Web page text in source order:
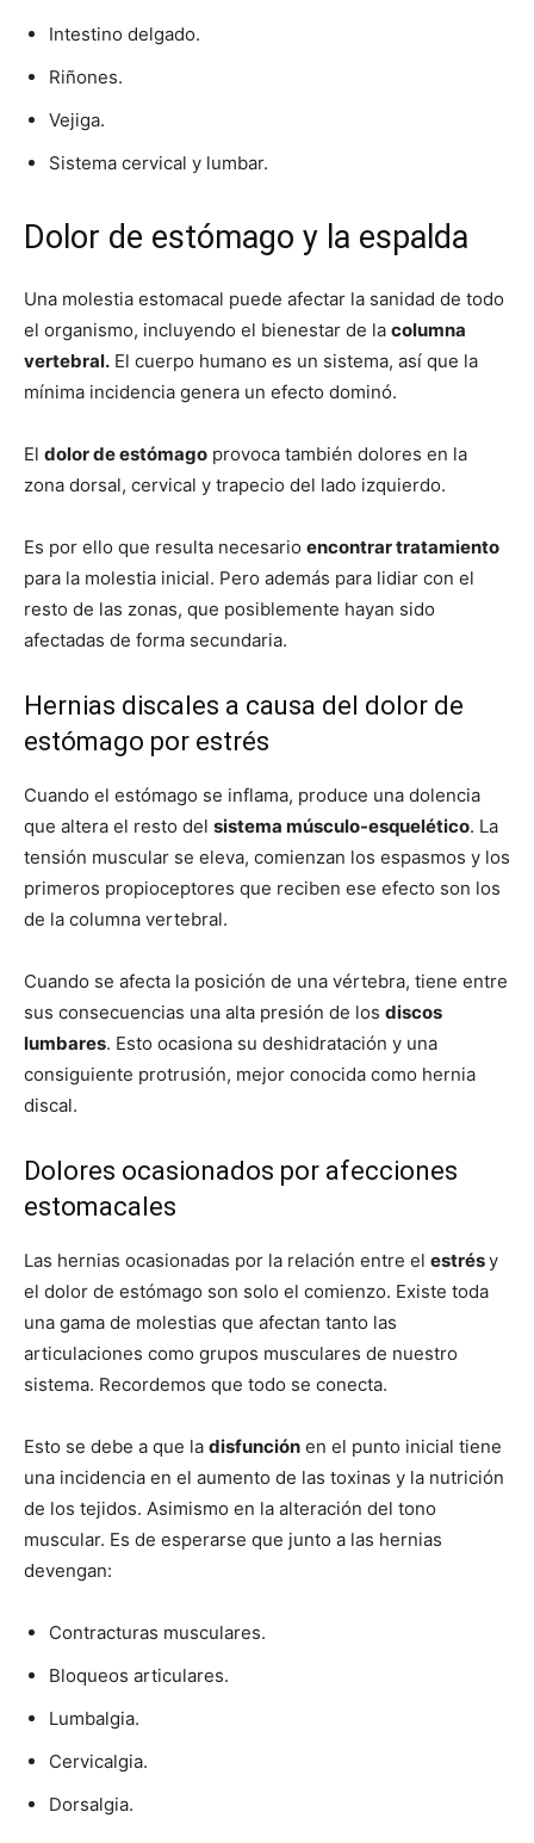
Intestino delgado.
Riñones.
Vejiga.
Sistema cervical y lumbar.
Dolor de estómago y la espalda
Una molestia estomacal puede afectar la sanidad de todo
el organismo, incluyendo el bienestar de la columna
vertebral. El cuerpo humano es un sistema, así que la
mínima incidencia genera un efecto dominó.
El dolor de estómago provoca también dolores en la
zona dorsal, cervical y trapecio del lado izquierdo.
Es por ello que resulta necesario encontrar tratamiento
para la molestia inicial. Pero además para lidiar con el
resto de las zonas, que posiblemente hayan sido
afectadas de forma secundaria.
Hernias discales a causa del dolor de
estómago por estrés
Cuando el estómago se inflama, produce una dolencia
que altera el resto del sistema músculo-esquelético. La
tensión muscular se eleva, comienzan los espasmos y los
primeros propioceptores que reciben ese efecto son los
de la columna vertebral.
Cuando se afecta la posición de una vértebra, tiene entre
sus consecuencias una alta presión de los discos
lumbares. Esto ocasiona su deshidratación y una
consiguiente protrusión, mejor conocida como hernia
discal.
Dolores ocasionados por afecciones
estomacales
Las hernias ocasionadas por la relación entre el estrésy
el dolor de estómago son solo el comienzo. Existe toda
una gama de molestias que afectan tanto las
articulaciones como grupos musculares de nuestro
sistema. Recordemos que todo se conecta.
Esto se debe a que la disfunción en el punto inicial tiene
una incidencia en el aumento de las toxinas y la nutrición
de los tejidos. Asimismo en la alteración del tono
muscular. Es de esperarse que junto a las hernias
devengan:
Contracturas musculares.
Bloqueos articulares.
Lumbalgia.
Cervicalgia.
Dorsalgia.